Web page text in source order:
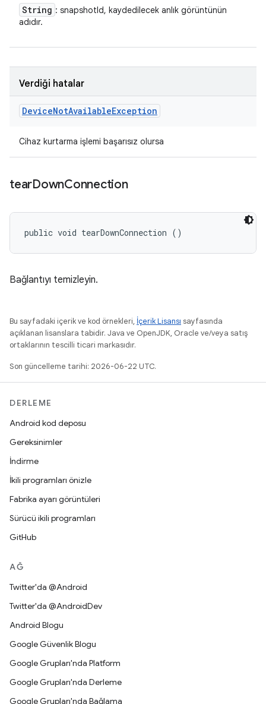
String : snapshotId, kaydedilecek anlık görüntünün
adıdır.
Verdiği hatalar
DeviceNotAvailableException
Cihaz kurtarma işlemi başarısız olursa
tearDownConnection
public void tearDownConnection ()
Bağlantıyı temizleyin.
Bu sayfadaki içerik ve kod örnekleri, İçerik Lisansı sayfasında
açıklanan lisanslara tabidir. Java ve OpenJDK, Oracle ve/veya satış
ortaklarının tescilli ticari markasıdır.
Son güncelleme tarihi: 2026-06-22 UTC.
DERLEME
Android kod deposu
Gereksinimler
İndirme
İkili programları önizle
Fabrika ayarı görüntüleri
Sürücü ikili programları
GitHub
AĞ
Twitter'da @Android
Twitter'da @AndroidDev
Android Blogu
Google Güvenlik Blogu
Google Grupları'nda Platform
Google Grupları'nda Derleme
Google Grupları'nda Bağlama